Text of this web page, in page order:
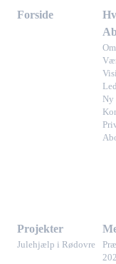
Forside
Ny
Projekter
Julehjælp i Rødovre